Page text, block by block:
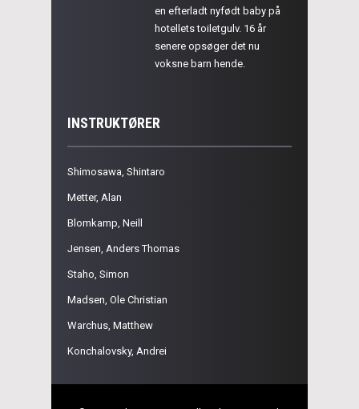
en efterladt nyfødt baby på
hotellets toiletgulv. 16 år
senere opsøger det nu
voksne barn hende.
INSTRUKTØRER
Shimosawa, Shintaro
Metter, Alan
Blomkamp, Neill
Jensen, Anders Thomas
Staho, Simon
Madsen, Ole Christian
Warchus, Matthew
Konchalovsky, Andrei